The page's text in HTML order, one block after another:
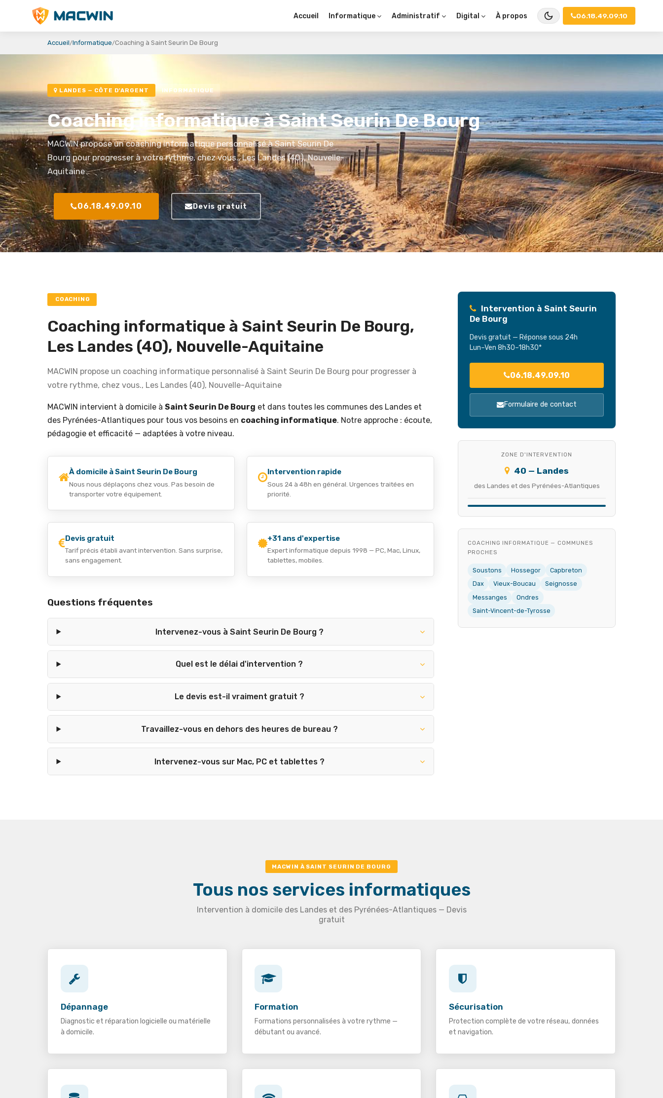
MACWIN Accueil Informatique Administratif Digital À propos 06.18.49.09.10
Accueil Informatique Coaching à Saint Seurin De Bourg
LANDES — CÔTE D'ARGENT INFORMATIQUE
Coaching informatique à Saint Seurin De Bourg
MACWIN propose un coaching informatique personnalisé à Saint Seurin De
Bourg pour progresser à votre rythme, chez vous., Les Landes (40), Nouvelle-
Aquitaine
06.18.49.09.10 Devis gratuit
COACHING
Coaching informatique à Saint Seurin De Bourg,
Les Landes (40), Nouvelle-Aquitaine
MACWIN propose un coaching informatique personnalisé à Saint Seurin De Bourg pour progresser à
votre rythme, chez vous., Les Landes (40), Nouvelle-Aquitaine
MACWIN intervient à domicile à Saint Seurin De Bourg et dans toutes les communes des Landes et
des Pyrénées-Atlantiques pour tous vos besoins en coaching informatique. Notre approche : écoute,
pédagogie et efficacité — adaptées à votre niveau.
À domicile à Saint Seurin De Bourg
Nous nous déplaçons chez vous. Pas besoin de
transporter votre équipement.
Intervention rapide
Sous 24 à 48h en général. Urgences traitées en
priorité.
Devis gratuit
Tarif précis établi avant intervention. Sans surprise,
sans engagement.
+31 ans d'expertise
Expert informatique depuis 1998 — PC, Mac, Linux,
tablettes, mobiles.
Questions fréquentes
Intervenez-vous à Saint Seurin De Bourg ?
Quel est le délai d'intervention ?
Le devis est-il vraiment gratuit ?
Travaillez-vous en dehors des heures de bureau ?
Intervenez-vous sur Mac, PC et tablettes ?
Intervention à Saint Seurin
De Bourg
Devis gratuit — Réponse sous 24h
Lun–Ven 8h30–18h30*
06.18.49.09.10
Formulaire de contact
ZONE D'INTERVENTION
40 — Landes
des Landes et des Pyrénées-Atlantiques
COACHING INFORMATIQUE — COMMUNES
PROCHES
Soustons Hossegor
Capbreton
Dax
Vieux-Boucau
Seignosse
Messanges
Ondres
Saint-Vincent-de-Tyrosse
MACWIN À SAINT SEURIN DE BOURG
Tous nos services informatiques
Intervention à domicile des Landes et des Pyrénées-Atlantiques — Devis
gratuit
Dépannage
Diagnostic et réparation logicielle ou matérielle
à domicile.
Formation
Formations personnalisées à votre rythme —
débutant ou avancé.
Sécurisation
Protection complète de votre réseau, données
et navigation.